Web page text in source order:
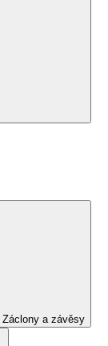
Záclony a závěsy